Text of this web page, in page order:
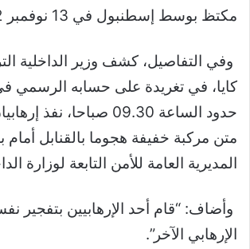
مكتظ بوسط إسطنبول في 13 نوفمبر 2022.
وفي التفاصيل، كشف وزير الداخلية
كايا، في تغريدة على حسابه الرسمي
حدود الساعة 09.30 صباحا،
متن مركبة خفيفة هجوما بالقنابل أمام
المديرية العامة للأمن التابعة لوزارة
وأضاف: “قام أحد الإرهابيين بتفجير
الإرهابي الآخر”.